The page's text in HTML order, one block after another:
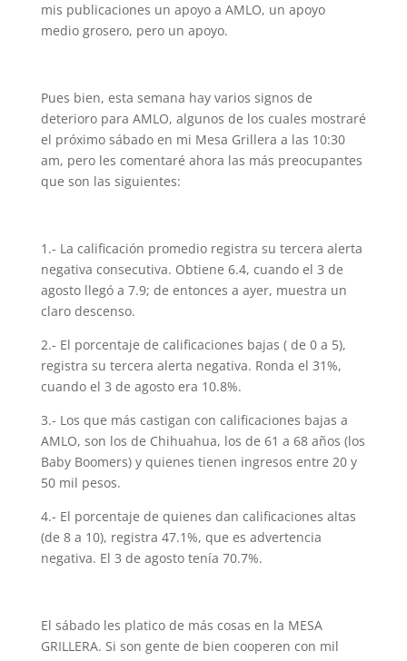
mis publicaciones un apoyo a AMLO, un apoyo
medio grosero, pero un apoyo.
Pues bien, esta semana hay varios signos de
deterioro para AMLO, algunos de los cuales mostraré
el próximo sábado en mi Mesa Grillera a las 10:30
am, pero les comentaré ahora las más preocupantes
que son las siguientes:
1.- La calificación promedio registra su tercera alerta
negativa consecutiva. Obtiene 6.4, cuando el 3 de
agosto llegó a 7.9; de entonces a ayer, muestra un
claro descenso.
2.- El porcentaje de calificaciones bajas ( de 0 a 5),
registra su tercera alerta negativa. Ronda el 31%,
cuando el 3 de agosto era 10.8%.
3.- Los que más castigan con calificaciones bajas a
AMLO, son los de Chihuahua, los de 61 a 68 años (los
Baby Boomers) y quienes tienen ingresos entre 20 y
50 mil pesos.
4.- El porcentaje de quienes dan calificaciones altas
(de 8 a 10), registra 47.1%, que es advertencia
negativa. El 3 de agosto tenía 70.7%.
El sábado les platico de más cosas en la MESA
GRILLERA. Si son gente de bien cooperen con mil